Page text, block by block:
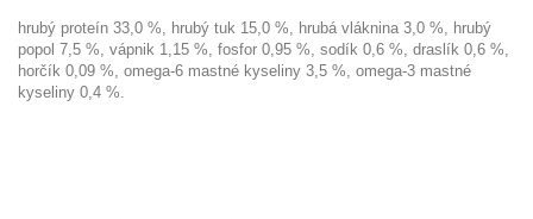
hrubý proteín 33,0 %, hrubý tuk 15,0 %, hrubá vláknina 3,0 %, hrubý
popol 7,5 %, vápnik 1,15 %, fosfor 0,95 %, sodík 0,6 %, draslík 0,6 %,
horčík 0,09 %, omega-6 mastné kyseliny 3,5 %, omega-3 mastné
kyseliny 0,4 %.